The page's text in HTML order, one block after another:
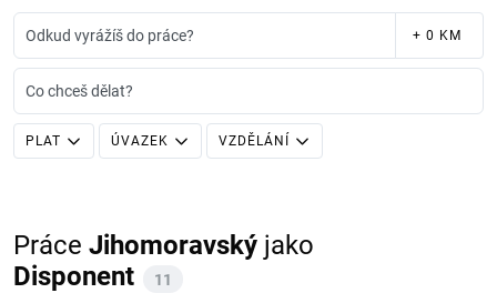
Odkud vyrážíš do práce? + 0 KM
Co chceš dělat?
PLAT ÚVAZEK VZDĚLÁNÍ
Práce Jihomoravský jako
Disponent
11